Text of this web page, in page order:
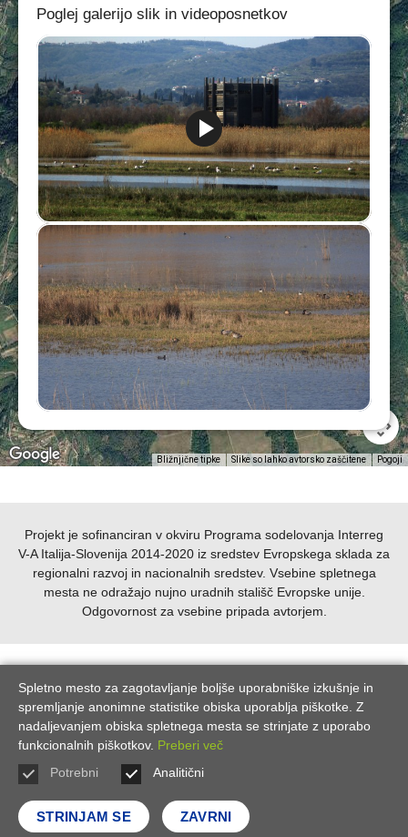
Bližnjične tipke Slike so lahko avtorsko zaščitene Pogoji
Poglej galerijo slik in videoposnetkov
Projekt je sofinanciran v okviru Programa sodelovanja Interreg
V-A Italija-Slovenija 2014-2020 iz sredstev Evropskega sklada za
regionalni razvoj in nacionalnih sredstev. Vsebine spletnega
mesta ne odražajo nujno uradnih stališč Evropske unije.
Odgovornost za vsebine pripada avtorjem.
® ZRS Koper 2026 | IzvedbaBOSKO
Spletno mesto za zagotavljanje boljše uporabniške izkušnje in
spremljanje anonimne statistike obiska uporablja piškotke. Z
nadaljevanjem obiska spletnega mesta se strinjate z uporabo
funkcionalnih piškotkov. Preberi več
Potrebni
Analitični
STRINJAM SE ZAVRNI